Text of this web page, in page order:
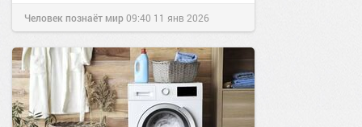
Человек познаёт мир09:40 11 янв 2026